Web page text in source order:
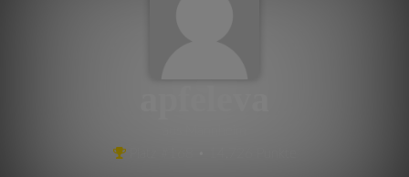
Platz #168 • 14,726 Punkte